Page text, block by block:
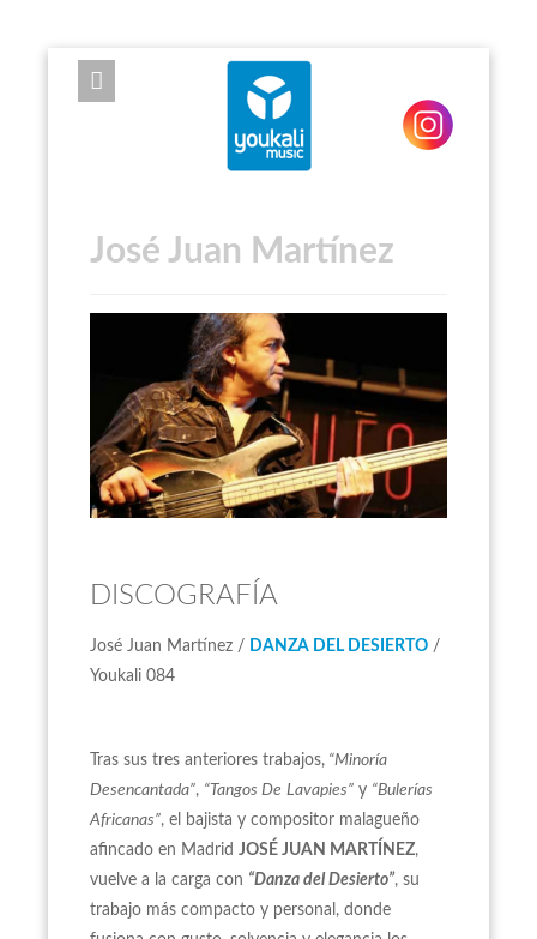
EXPOSE FRAMEWORK FOR JOOMLA 2.5 AND 3.0+
José Juan Martínez
DISCOGRAFÍA
José Juan Martínez / DANZA DEL DESIERTO /
Youkali 084
Tras sus tres anteriores trabajos, “Minoría
Desencantada”, “Tangos De Lavapies” y “Bulerías
Africanas”, el bajista y compositor malagueño
afincado en Madrid JOSÉ JUAN MARTÍNEZ,
vuelve a la carga con “Danza del Desierto”, su
trabajo más compacto y personal, donde